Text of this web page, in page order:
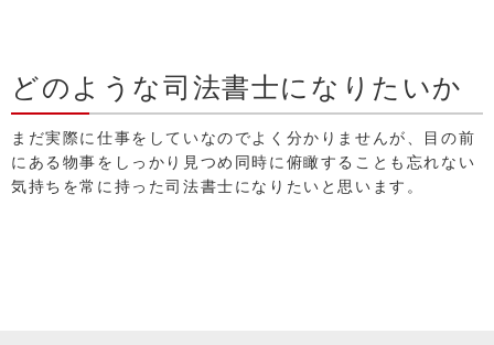
どのような司法書士になりたいか
まだ実際に仕事をしていなのでよく分かりませんが、目の前
にある物事をしっかり見つめ同時に俯瞰することも忘れない
気持ちを常に持った司法書士になりたいと思います。